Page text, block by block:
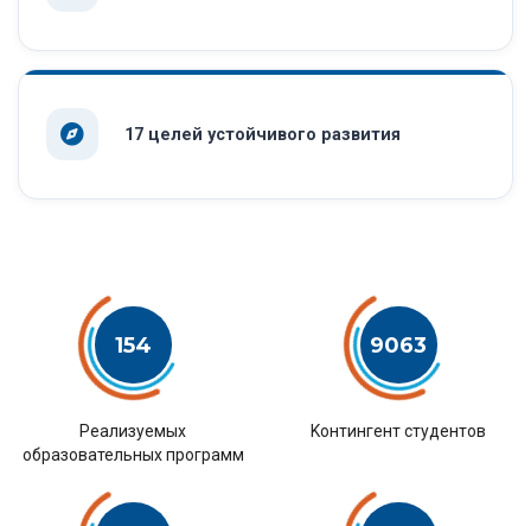
17 целей устойчивого развития
154
Pеализуемых
образовательных программ
9063
Kонтингент студентов